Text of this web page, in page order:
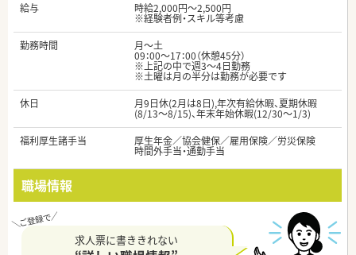
給与
時給2,000円～2,500円
※経験者例・スキル等考慮
勤務時間
月～土
09：00～17：00（休憩45分）
※上記の中で週3～4日勤務
※土曜は月の半分は勤務が必要です
休日
月9日休(2月は8日),年次有給休暇、夏期休暇
(8/13～8/15)、年末年始休暇(12/30～1/3)
福利厚生諸手当
厚生年金／協会健保／雇用保険／労災保険
時間外手当・通勤手当
職場情報
求人票に書ききれない